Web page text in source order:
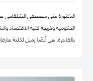
الدكتورة منى مصطفى الشلقامي
الحكومية وخريجة كلية الاقتصاد
بالقاهرة. هي أيضًا زميل لكلية
وصناديق الثروة السيادية. نشرت